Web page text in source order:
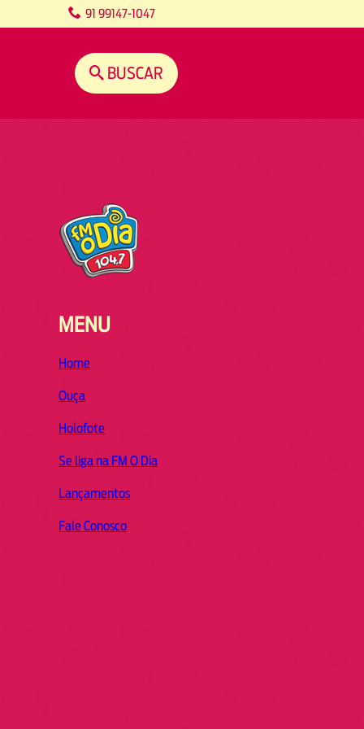
91 99147-1047
BUSCAR
MENU
Home
Ouça
Holofote
Se liga na FM O Dia
Lançamentos
Fale Conosco